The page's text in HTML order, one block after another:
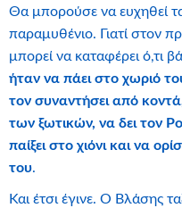
Θα μπορούσε να ευχηθεί
παραμυθένιο. Γιατί στον
μπορεί να καταφέρει ό,τι
ήταν να πάει στο χωριό
τον συναντήσει από
των ξωτικών, να δει τον
παίξει στο χιόνι και να
του.
Και έτσι έγινε. Ο Βλάσης